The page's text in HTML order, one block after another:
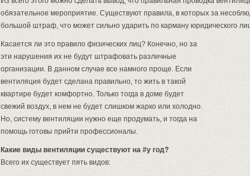
обязательное мероприятие. Существуют правила, в которых за
большой штраф, что может сильно ударить по карману юридического
Касается ли это правило физических лиц? Конечно, но за
эти нарушения их не будут штрафовать различные
организации. В данном случае все намного проще. Если
вентиляция будет сделана правильно, то жить в такой
квартире будет комфортно. Только тогда в доме будет
свежий воздух, в нем не будет слишком жарко или холодно.
Но, систему вентиляции нужно еще продумать, и тогда на
помощь готовы прийти профессионалы.
Какие виды вентиляции существуют на #y год?
Всего их существует пять видов: